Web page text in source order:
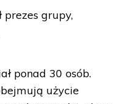
grupy,
ponad 30 osób.
użycie